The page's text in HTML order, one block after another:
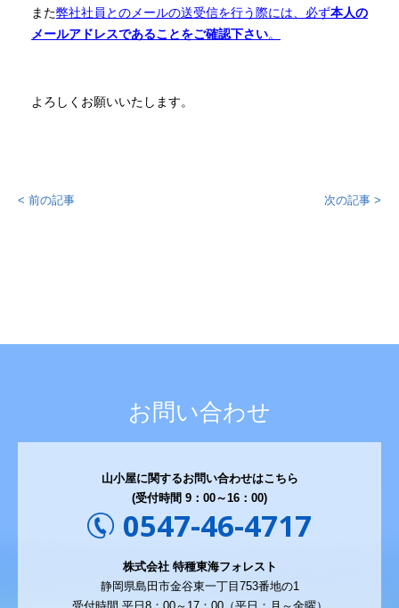
また弊社社員とのメールの送受信を行う際には、必ず本人の
メールアドレスであることをご確認下さい。
よろしくお願いいたします。
< 前の記事 次の記事 >
お問い合わせ
山小屋に関するお問い合わせはこちら
(受付時間 9：00～16：00)
0547-46-4717
株式会社 特種東海フォレスト
静岡県島田市金谷東一丁目753番地の1